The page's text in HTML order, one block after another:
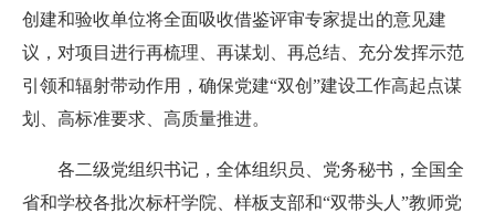
创建和验收单位将全面吸收借鉴评审专家提出的意见建
议，对项目进行再梳理、再谋划、再总结、充分发挥示范
引领和辐射带动作用，确保党建“双创”建设工作高起点谋
划、高标准要求、高质量推进。
各二级党组织书记，全体组织员、党务秘书，全国全
省和学校各批次标杆学院、样板支部和“双带头人”教师党